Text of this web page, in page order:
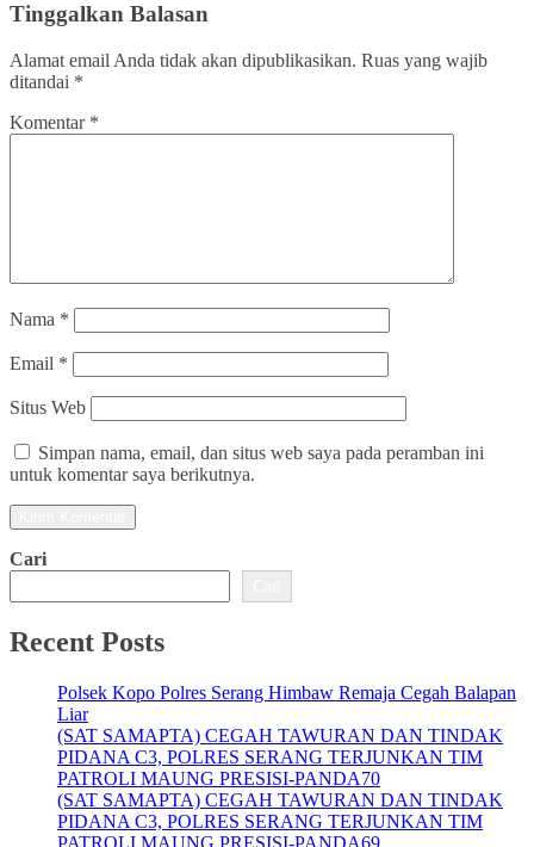
Tinggalkan Balasan
Alamat email Anda tidak akan dipublikasikan. Ruas yang wajib
ditandai *
Komentar *
Nama *
Email *
Situs Web
Simpan nama, email, dan situs web saya pada peramban ini
untuk komentar saya berikutnya.
Cari
Recent Posts
Polsek Kopo Polres Serang Himbaw Remaja Cegah Balapan
Liar
(SAT SAMAPTA) CEGAH TAWURAN DAN TINDAK
PIDANA C3, POLRES SERANG TERJUNKAN TIM
PATROLI MAUNG PRESISI-PANDA70
(SAT SAMAPTA) CEGAH TAWURAN DAN TINDAK
PIDANA C3, POLRES SERANG TERJUNKAN TIM
PATROLI MAUNG PRESISI-PANDA69